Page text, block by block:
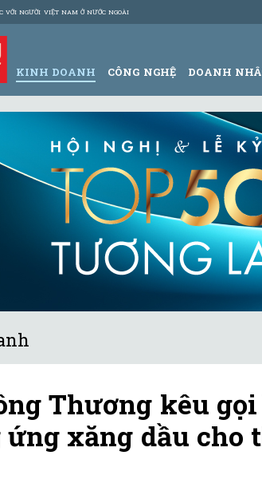
VỚI NGƯỜI VIỆT NAM Ở NƯỚC NGOÀI
KINH DOANH CÔNG NGHỆ DOANH
Thương kêu
ứng xăng dầu cho